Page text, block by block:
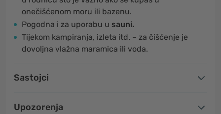
onečišćenom moru ili bazenu.
Pogodna i za uporabu u sauni.
Tijekom kampiranja, izleta itd. – za čišćenje je
dovoljna vlažna maramica ili voda.
Sastojci
Upozorenja